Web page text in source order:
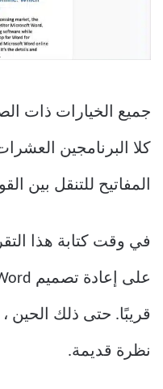
جميع الخيارات ذات
كلا البرنامجين
المفاتيح للتنقل بين
قريبًا. حتى ذلك
نظرة قديمة.